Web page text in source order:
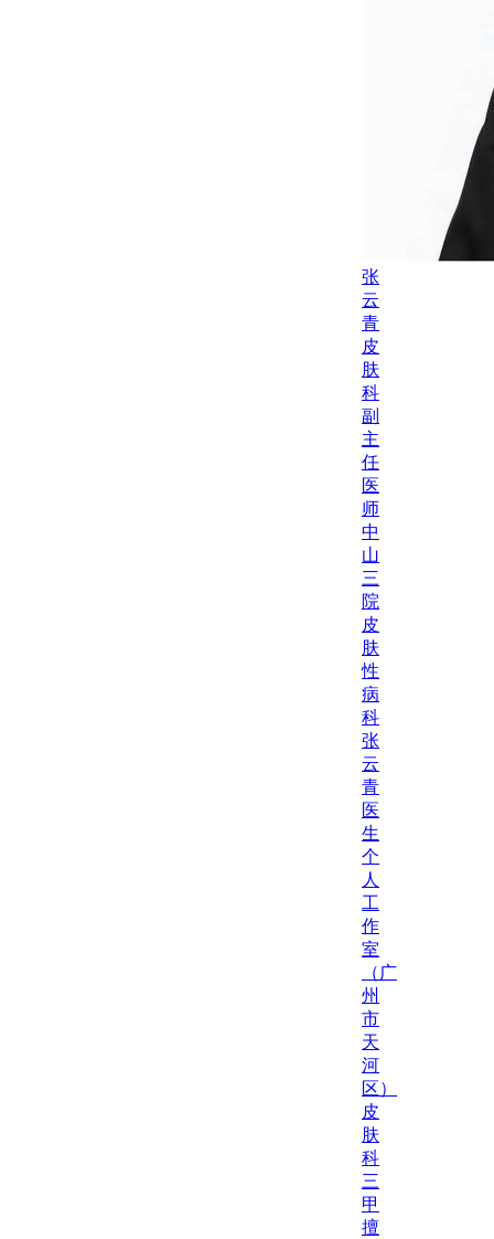
张
云
青
皮
肤
科
副
主
任
医
师
中
山
三
院
皮
肤
性
病
科
张
云
青
医
生
个
人
工
作
室
（广
州
市
天
河
区）
皮
肤
科
三
甲
擅